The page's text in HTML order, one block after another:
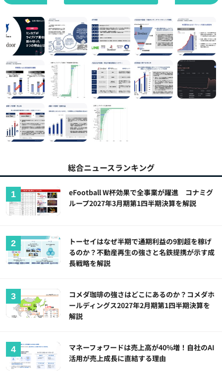
総合ニュースランキング
eFootball W杯効果で全事業が躍進 コナミグ
ループ2027年3月期第1四半期決算を解説
トーセイはなぜ半期で通期利益の9割超を稼げ
るのか？不動産再生の強さと名鉄提携が示す成
長戦略を解説
コメダ珈琲の強さはどこにあるのか？コメダホ
ールディングス2027年2月期第1四半期決算を
解説
マネーフォワードは売上高が40%増！自社のAI
活用が売上成長に直結する理由